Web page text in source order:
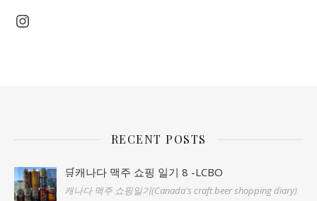
Instagram
RECENT POSTS
🛒캐나다 맥주 쇼핑 일기 8 -LCBO
캐나다 맥주 쇼핑일기(Canada's craft beer shopping diary)